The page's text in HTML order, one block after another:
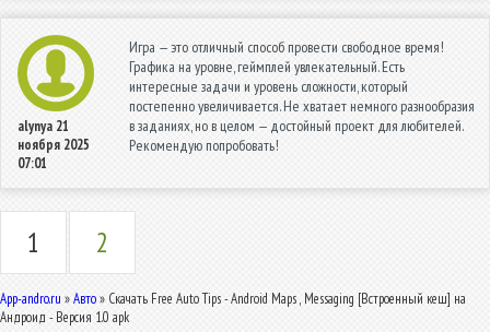
alynya 21
ноября 2025
07:01
Игра — это отличный способ провести свободное время!
Графика на уровне, геймплей увлекательный. Есть
интересные задачи и уровень сложности, который
постепенно увеличивается. Не хватает немного разнообразия
в заданиях, но в целом — достойный проект для любителей.
Рекомендую попробовать!
1 2
App-andro.ru »Авто» Скачать Free Auto Tips - Android Maps , Messaging [Встроенный кеш] на
Андроид - Версия 1.0 apk